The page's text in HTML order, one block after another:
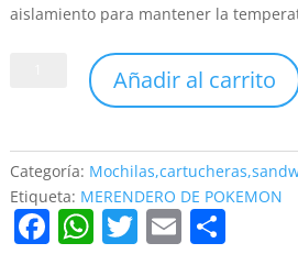
aislamiento para mantener la
MERENDERO
Añadir al carrito
Categoría:
Etiqueta: MERENDERO DE POKEMON
F W T E C